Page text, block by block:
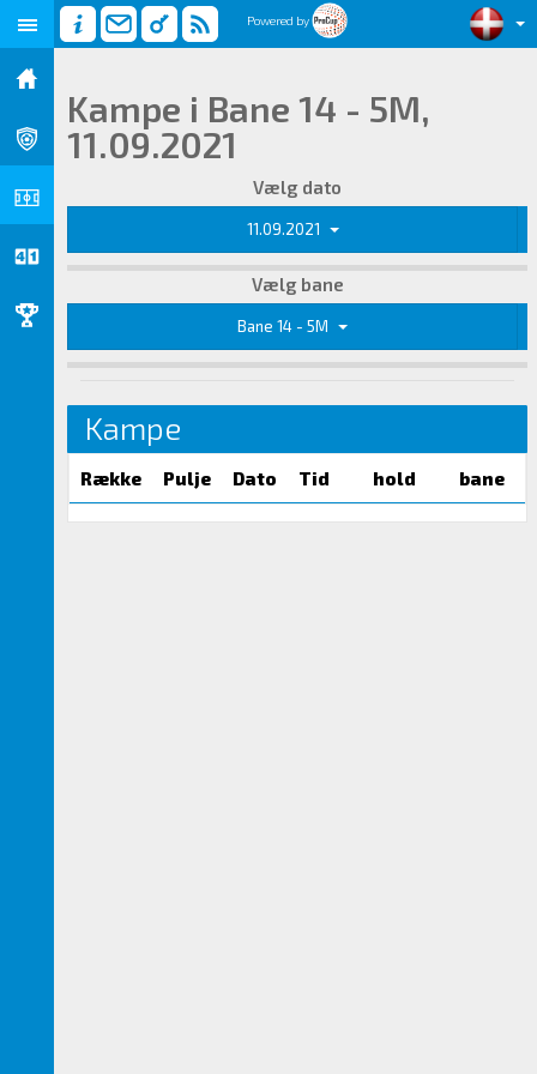
Powered by
Kampe i Bane 14 - 5M,
11.09.2021
Vælg dato
11.09.2021
Vælg bane
Bane 14 - 5M
Kampe
Række Pulje Dato Tid hold bane